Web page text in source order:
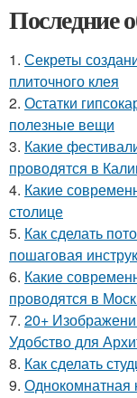
Последние
1. Секреты
плиточного клея
2. Остатки
полезные вещи
3. Какие
проводятся в
4. Какие
столице
5. Как сделать
пошаговая
6. Какие
проводятся в
7. 20+
Удобство для
8. Как сделать
9. Однокомнатная